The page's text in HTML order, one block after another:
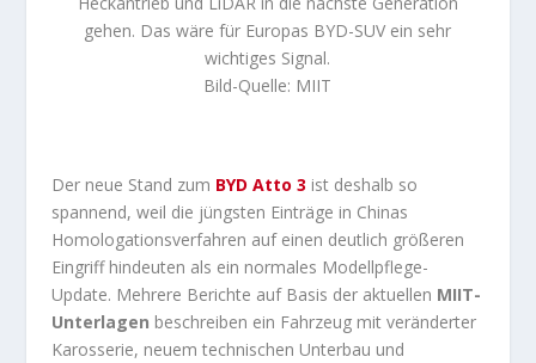
gehen. Das wäre für Europas BYD-SUV ein sehr
wichtiges Signal.
Bild-Quelle: MIIT
Der neue Stand zum BYD Atto 3 ist deshalb so
spannend, weil die jüngsten Einträge in Chinas
Homologationsverfahren auf einen deutlich größeren
Eingriff hindeuten als ein normales Modellpflege-
Update. Mehrere Berichte auf Basis der aktuellen MIIT-
Unterlagen beschreiben ein Fahrzeug mit veränderter
Karosserie, neuem technischen Unterbau und